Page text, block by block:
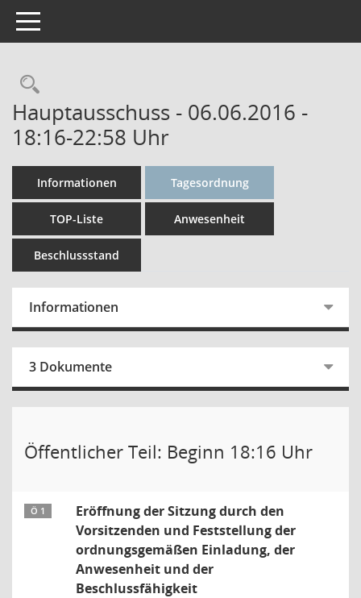
Toggle navigation
Rechercheauswahl
Hauptausschuss - 06.06.2016 -
18:16-22:58 Uhr
Informationen Tagesordnung
TOP-Liste Anwesenheit
Beschlussstand
Informationen
3 Dokumente
Öffentlicher Teil: Beginn 18:16 Uhr
Ö 1
Eröffnung der Sitzung durch den
Vorsitzenden und Feststellung der
ordnungsgemäßen Einladung, der
Anwesenheit und der
Beschlussfähigkeit